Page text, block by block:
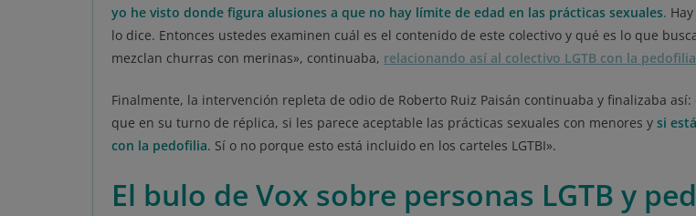
yo he visto donde figura alusiones a que no hay límite de edad en las prácticas sexuales.
lo dice. Entonces ustedes examinen cuál es el contenido de este colectivo y qué es lo que
mezclan churras con merinas», continuaba, relacionando así al colectivo LGTB con la
Finalmente, la intervención repleta de odio de Roberto Ruiz Paisán continuaba y finalizaba así:
que en su turno de réplica, si les parece aceptable las prácticas sexuales con menores y si
con la pedofilia. Sí o no porque esto está incluido en los carteles LGTBI».
El bulo de Vox sobre personas LGTB y